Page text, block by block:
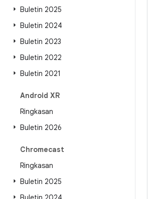
Buletin 2025
Buletin 2024
Buletin 2023
Buletin 2022
Buletin 2021
Android XR
Ringkasan
Buletin 2026
Chromecast
Ringkasan
Buletin 2025